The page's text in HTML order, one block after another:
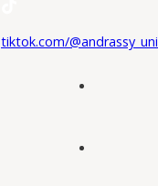
tiktok.com/@andrassy_uni